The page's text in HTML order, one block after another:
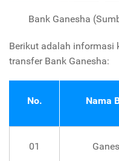
Bank Ganesha
Berikut adalah informasi
transfer Bank Ganesha:
No. Nama
01